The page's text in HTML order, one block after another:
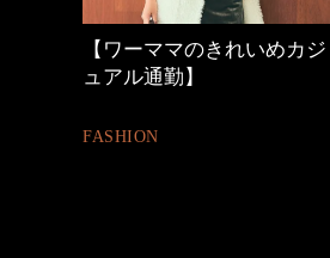
【ワーママのきれいめカジ
ュアル通勤】
FASHION